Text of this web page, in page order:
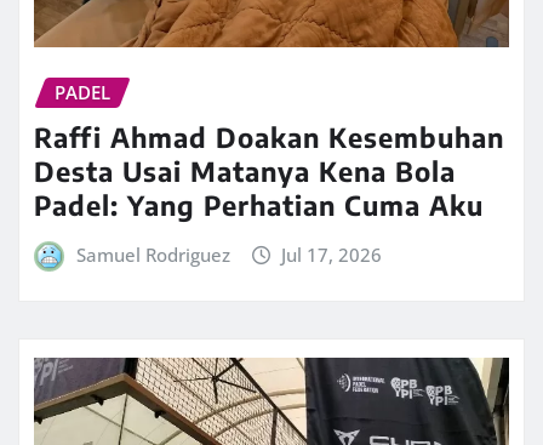
PADEL
Raffi Ahmad Doakan Kesembuhan
Desta Usai Matanya Kena Bola
Padel: Yang Perhatian Cuma Aku
Samuel Rodriguez Jul 17, 2026